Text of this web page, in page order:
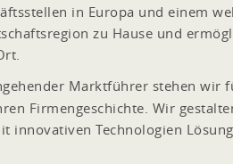
in Europa und einem
zu Hause und
Marktführer stehen wir
Firmengeschichte. Wir
innovativen Technologien